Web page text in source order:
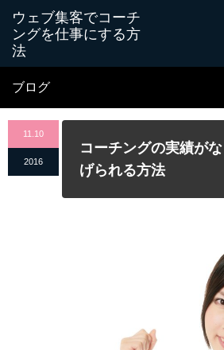
ブログ
11.10
2016
コーチングの実績が
げられる方法